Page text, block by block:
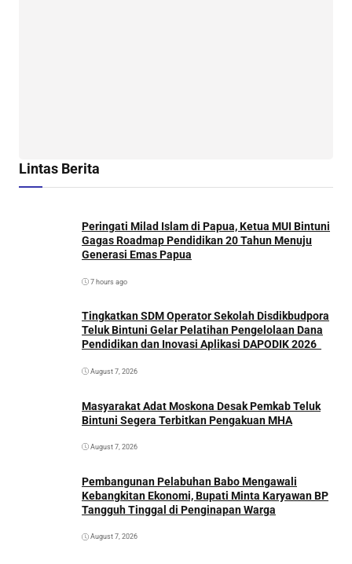
Lintas Berita
Peringati Milad Islam di Papua, Ketua MUI Bintuni
Gagas Roadmap Pendidikan 20 Tahun Menuju
Generasi Emas Papua
7 hours ago
Tingkatkan SDM Operator Sekolah Disdikbudpora
Teluk Bintuni Gelar Pelatihan Pengelolaan Dana
August 7, 2026
Masyarakat Adat Moskona Desak Pemkab Teluk
Bintuni Segera Terbitkan Pengakuan MHA
August 7, 2026
Pembangunan Pelabuhan Babo Mengawali
Kebangkitan Ekonomi, Bupati Minta Karyawan BP
Tangguh Tinggal di Penginapan Warga
August 7, 2026